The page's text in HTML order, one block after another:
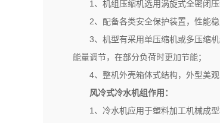
1、机组压缩机选用涡旋式全密闭
2、配备各类安全保护装置，性能
3、机型有采用单压缩机或多压缩
能量调节，在部分负荷时更加节能；
4、整机外壳箱体式结构，外型美
风冷式冷水机组作用：
1、冷水机应用于塑料加工机械成